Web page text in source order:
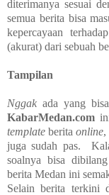
diterimanya sesuai
semua berita bisa
kepercayaan
(akurat) dari sebuah
Tampilan
Nggak ada yang
KabarMedan.com
template berita online,
juga sudah pas.
soalnya bisa
berita Medan ini
Selain berita terkini